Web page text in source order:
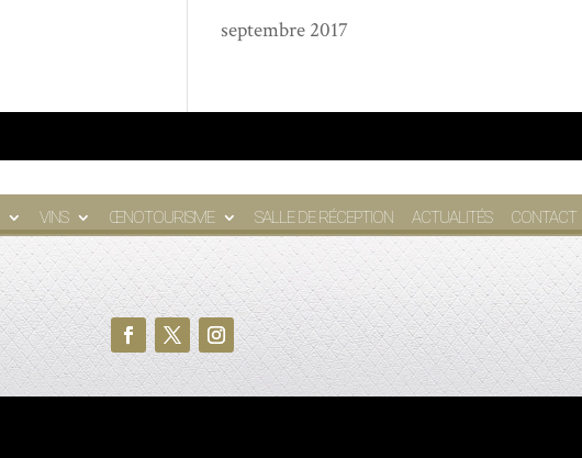
septembre 2017
VINS ŒNOTOURISME SALLE DE RÉCEPTION ACTUALITÉS CONTACT